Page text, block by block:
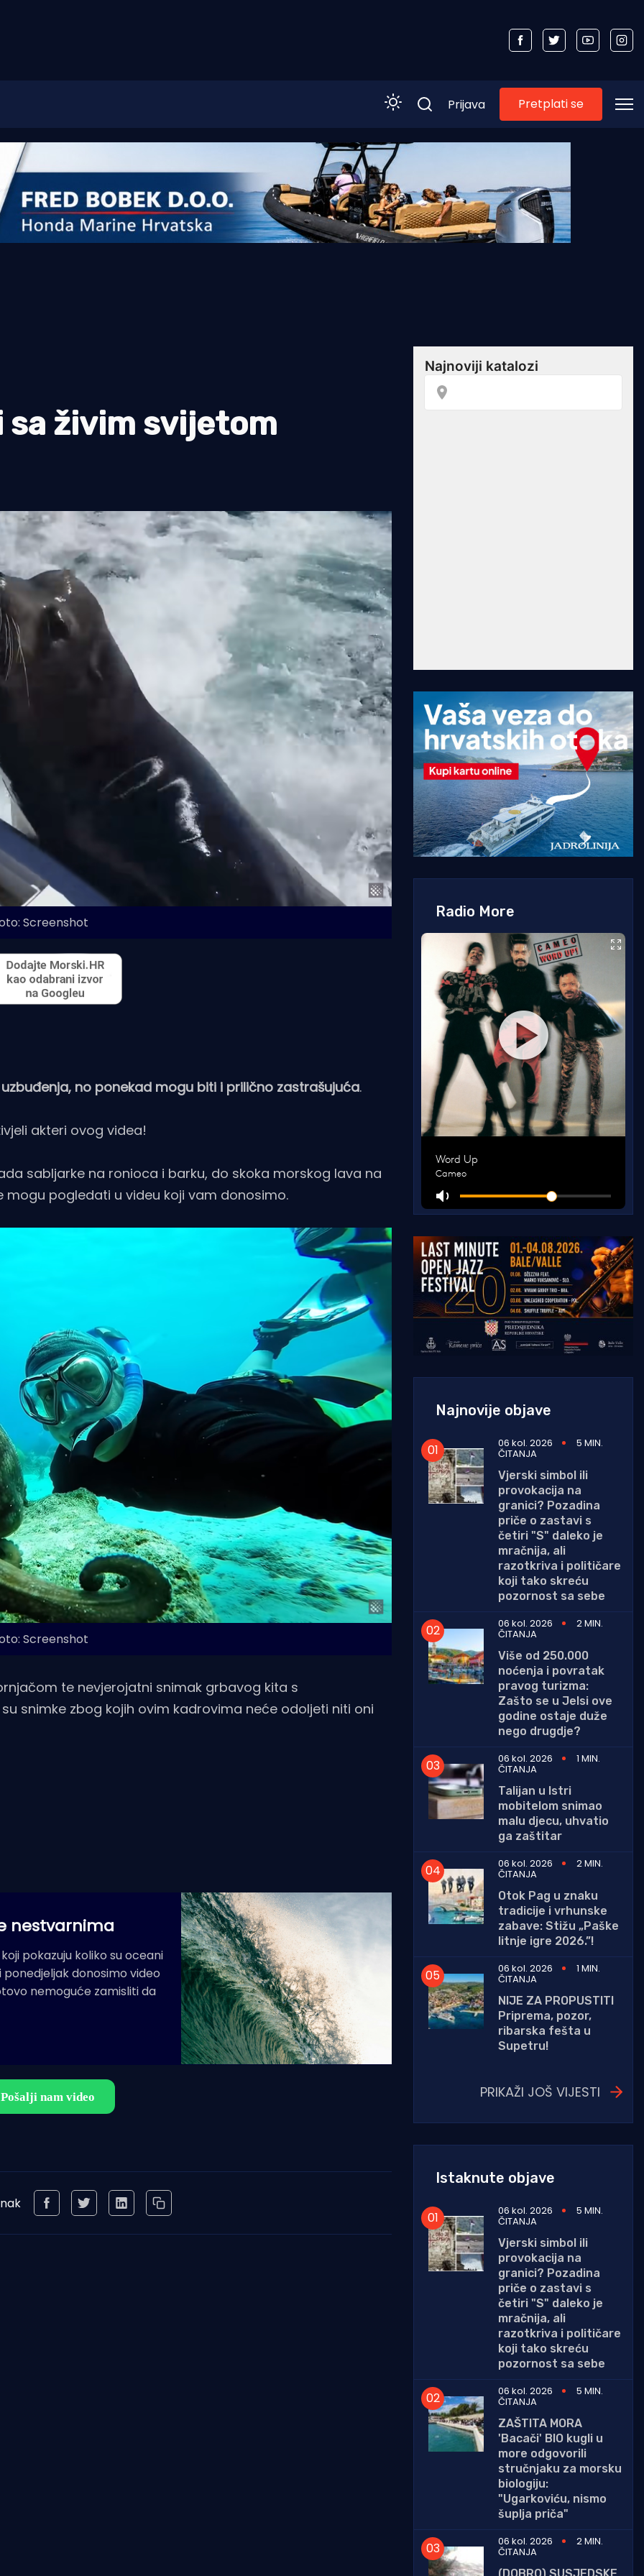
Prijava Pretplati se
sa živim svijetom
Screenshot
no ponekad mogu biti i prilično zastrašujuća.
akteri ovog videa!
sabljarke na ronioca i barku, do skoka morskog lava na
pogledati u videu koji vam donosimo.
Screenshot
te nevjerojatni snimak grbavog kita s
snimke zbog kojih ovim kadrovima neće odoljeti niti oni
nestvarnima
pokazuju koliko su oceani
donosimo video
nemoguće zamisliti da
Radio More
Najnovije objave
06 kol. 2026 5 MIN.
ČITANJA
Vjerski simbol ili
provokacija na
granici? Pozadina
priče o zastavi s
četiri "S" daleko je
mračnija, ali
razotkriva i političare
koji tako skreću
pozornost sa sebe
06 kol. 2026
2 MIN.
ČITANJA
Više od 250.000
noćenja i povratak
pravog turizma:
Zašto se u Jelsi ove
godine ostaje duže
nego drugdje?
06 kol. 2026
1 MIN.
ČITANJA
Talijan u Istri
mobitelom snimao
malu djecu, uhvatio
ga zaštitar
06 kol. 2026
2 MIN.
ČITANJA
Otok Pag u znaku
tradicije i vrhunske
zabave: Stižu „Paške
litnje igre 2026.”!
06 kol. 2026
1 MIN.
ČITANJA
NIJE ZA PROPUSTITI
Priprema, pozor,
ribarska fešta u
Supetru!
PRIKAŽI JOŠ VIJESTI
Istaknute objave
06 kol. 2026 5 MIN.
ČITANJA
Vjerski simbol ili
provokacija na
granici? Pozadina
priče o zastavi s
četiri "S" daleko je
mračnija, ali
razotkriva i političare
koji tako skreću
pozornost sa sebe
06 kol. 2026
5 MIN.
ČITANJA
ZAŠTITA MORA
'Bacači' BIO kugli u
more odgovorili
stručnjaku za morsku
biologiju:
"Ugarkoviću, nismo
šuplja priča"
06 kol. 2026
2 MIN.
ČITANJA
(DOBRO) SUSJEDSKE